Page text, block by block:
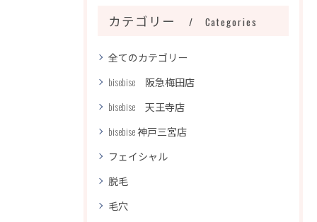
カテゴリー Categories
全てのカテゴリー
bisebise 阪急梅田店
bisebise 天王寺店
bisebise 神戸三宮店
フェイシャル
脱毛
毛穴